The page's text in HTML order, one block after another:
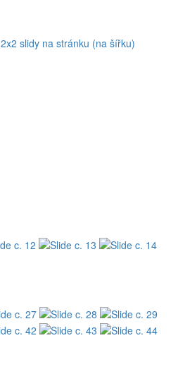
2x2 slidy na stránku (na šířku)